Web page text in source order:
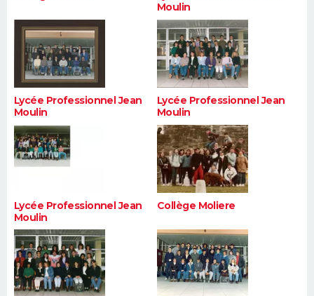
Moulin
Lycée Professionnel Jean
Moulin
Lycée Professionnel Jean
Moulin
Lycée Professionnel Jean
Moulin
Collège Moliere